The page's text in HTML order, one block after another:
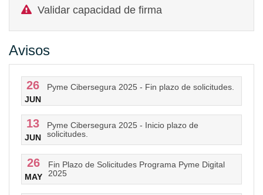
Validar capacidad de firma
Avisos
26
JUN
Pyme Cibersegura 2025 - Fin plazo de solicitudes.
13
JUN
Pyme Cibersegura 2025 - Inicio plazo de
solicitudes.
26
MAY
Fin Plazo de Solicitudes Programa Pyme Digital
2025